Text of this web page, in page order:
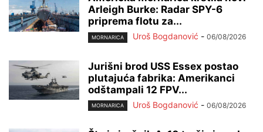
Arleigh Burke: Radar SPY-6
priprema flotu za...
MORNARICA Uroš Bogdanović - 06/08/2026
Jurišni brod USS Essex postao
plutajuća fabrika: Amerikanci
odštampali 12 FPV...
MORNARICA Uroš Bogdanović - 06/08/2026